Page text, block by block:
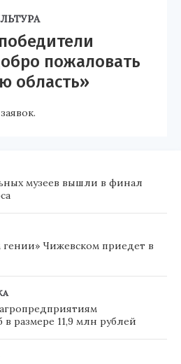
пожаловать
область»
музеев вышли в финал
гении» Чижевском приедет в
размере 11,9 млн рублей